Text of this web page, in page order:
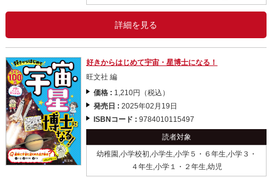
詳細を見る
好きからはじめて宇宙・星博士になる！
旺文社 編
価格 : 1,210円（税込）
発売日 :2025年02月19日
ISBNコード :9784010115497
読者対象
幼稚園,小学校初,小学生,小学５・６年生,小学３・
４年生,小学１・２年生,幼児